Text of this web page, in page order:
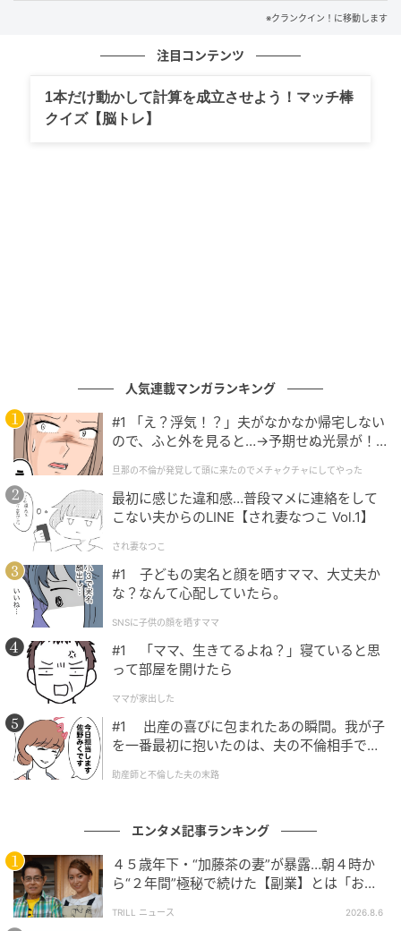
の記事をもっとみる
※クランクイン！に移動します
注目コンテンツ
1本だけ動かして計算を成立させよう！マッチ棒
クイズ【脳トレ】
人気連載マンガランキング
#1 「え？浮気！？」夫がなかなか帰宅しない
ので、ふと外を見ると…→予期せぬ光景が！
クチャにしてやった
旦那の不倫が発覚して頭に来たのでメチャクチャにしてやった
最初に感じた違和感…普段マメに連絡をして
こない夫からのLINE【され妻なつこ Vol.1】
され妻なつこ
#1 子どもの実名と顔を晒すママ、大丈夫か
な？なんて心配していたら。
SNSに子供の顔を晒すママ
#1 「ママ、生きてるよね？」寝ていると思
って部屋を開けたら
ママが家出した
#1 出産の喜びに包まれたあの瞬間。我が子
を一番最初に抱いたのは、夫の不倫相手でし
助産師と不倫した夫の末路
エンタメ記事ランキング
４５歳年下・“加藤茶の妻”が暴露…朝４時か
ら“２年間”極秘で続けた【副業】とは「お金
TRILL ニュース 2026.8.6